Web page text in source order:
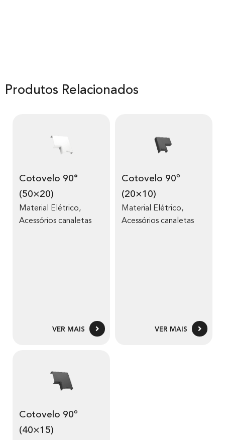
Produtos Relacionados
Cotovelo 90°
(50×20)
Material Elétrico,
Acessórios canaletas
VER MAIS
Cotovelo 90º
(20×10)
Material Elétrico,
Acessórios canaletas
VER MAIS
Cotovelo 90º
(40×15)